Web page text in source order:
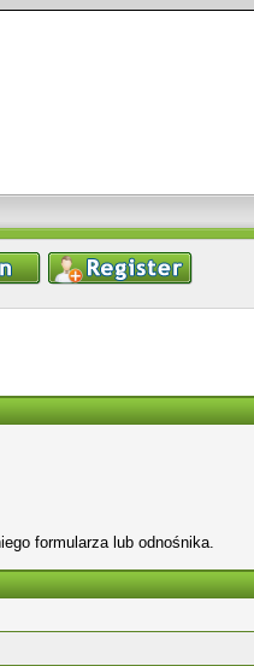
formularza lub odnośnika.